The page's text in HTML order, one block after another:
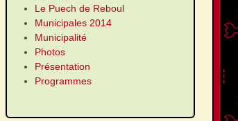
Le Puech de Reboul
Municipales 2014
Municipalité
Photos
Présentation
Programmes